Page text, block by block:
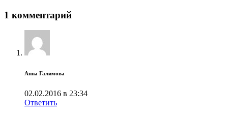
1 комментарий
Анна Галимова
02.02.2016 в 23:34
Ответить